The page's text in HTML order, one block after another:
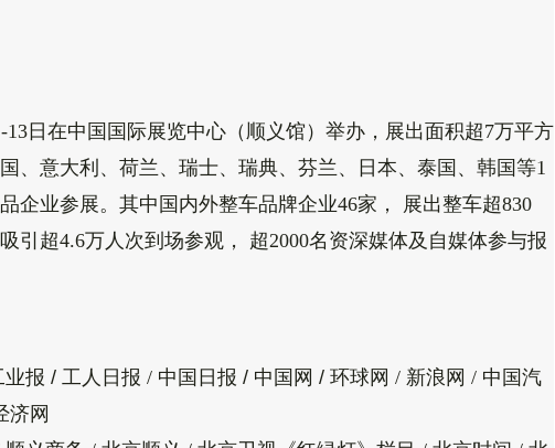
日在中国国际展览中心（顺义馆）举办，展出面积超7万平方
、意大利、 荷兰、瑞士、瑞典、芬兰、 日本、 泰国、韩国等1
企业参展。其中国内外整车品牌企业46家， 展出整车超830
引超4.6万人次到场参观， 超2000名资深媒体及自媒体参与报
业报 / 工人日报 / 中国日报 / 中国网 / 环球网 / 新浪网 / 中国汽
济网